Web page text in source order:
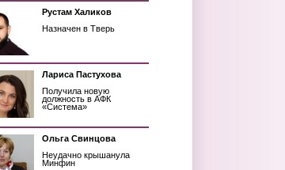
Рустам Халиков
Назначен в Тверь
Лариса Пастухова
Получила новую
должность в АФК
«Система»
Ольга Свинцова
Неудачно крышанула
Минфин